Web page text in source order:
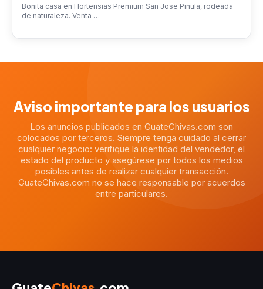
Bonita casa en Hortensias Premium San Jose Pinula, rodeada
de naturaleza. Venta …
Aviso importante para los usuarios
Los anuncios publicados en GuateChivas.com son
colocados por terceros. Siempre tenga cuidado al cerrar
cualquier negocio: verifique la identidad del vendedor, el
estado del producto y asegúrese por todos los medios
posibles antes de realizar cualquier transacción.
GuateChivas.com no se hace responsable por acuerdos
entre particulares.